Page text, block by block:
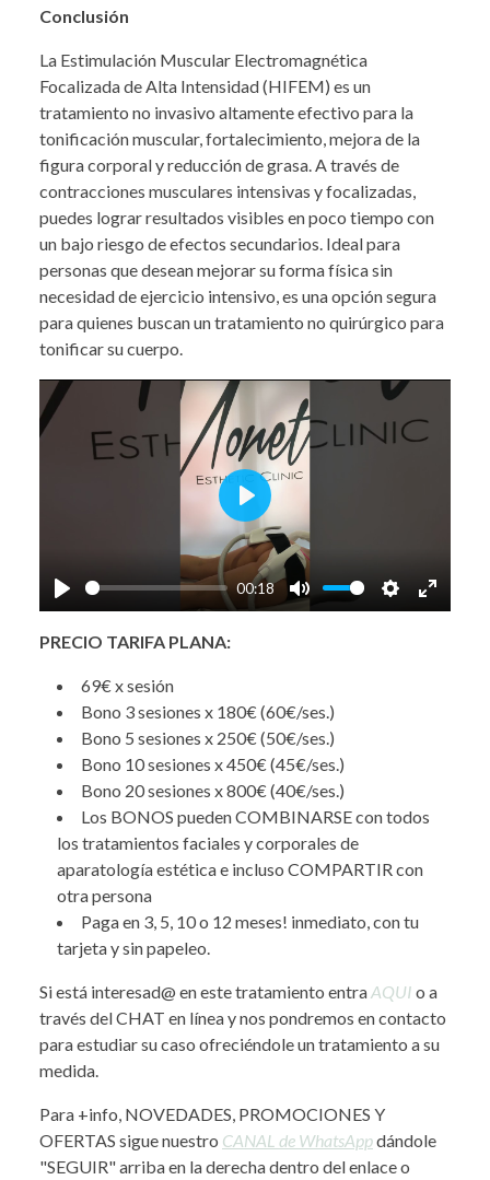
Conclusión
La Estimulación Muscular Electromagnética
Focalizada de Alta Intensidad (HIFEM) es un
tratamiento no invasivo altamente efectivo para la
tonificación muscular, fortalecimiento, mejora de la
figura corporal y reducción de grasa. A través de
contracciones musculares intensivas y focalizadas,
puedes lograr resultados visibles en poco tiempo con
un bajo riesgo de efectos secundarios. Ideal para
personas que desean mejorar su forma física sin
necesidad de ejercicio intensivo, es una opción segura
para quienes buscan un tratamiento no quirúrgico para
tonificar su cuerpo.
Play
00:18
Mute Settings
Enter
Play
PRECIO TARIFA PLANA:
69€ x sesión
Bono 3 sesiones x 180€ (60€/ses.)
Bono 5 sesiones x 250€ (50€/ses.)
Bono 10 sesiones x 450€ (45€/ses.)
Bono 20 sesiones x 800€ (40€/ses.)
Los BONOS pueden COMBINARSE con todos
los tratamientos faciales y corporales de
aparatología estética e incluso COMPARTIR con
otra persona
Paga en 3, 5, 10 o 12 meses! inmediato, con tu
tarjeta y sin papeleo.
Si está interesad@ en este tratamiento entraAQUI o a
través del CHAT en línea y nos pondremos en contacto
para estudiar su caso ofreciéndole un tratamiento a su
medida.
Para +info, NOVEDADES, PROMOCIONES Y
OFERTAS sigue nuestro CANAL de WhatsAppdándole
"SEGUIR" arriba en la derecha dentro del enlace o